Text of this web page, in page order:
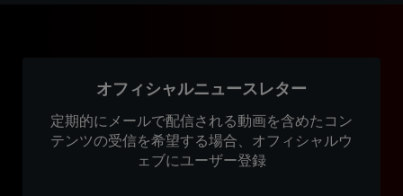
オフィシャルニュースレター
定期的にメールで配信される動画を含めたコン
テンツの受信を希望する場合、オフィシャルウ
ェブにユーザー登録